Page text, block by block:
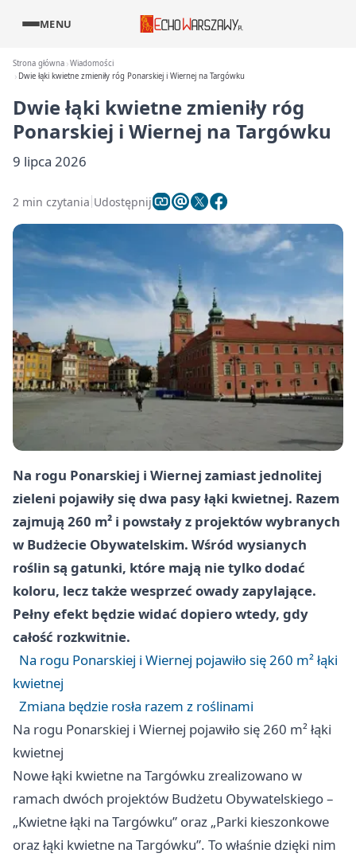
MENU
Strona główna Wiadomości
Dwie łąki kwietne zmieniły róg Ponarskiej i Wiernej na Targówku
Dwie łąki kwietne zmieniły róg
Ponarskiej i Wiernej na Targówku
9 lipca 2026
2 min czytania Udostępnij
Na rogu Ponarskiej i Wiernej zamiast jednolitej
zieleni pojawiły się dwa pasy łąki kwietnej. Razem
zajmują 260 m² i powstały z projektów wybranych
w Budżecie Obywatelskim. Wśród wysianych
roślin są gatunki, które mają nie tylko dodać
koloru, lecz także wesprzeć owady zapylające.
Pełny efekt będzie widać dopiero wtedy, gdy
całość rozkwitnie.
Na rogu Ponarskiej i Wiernej pojawiło się 260 m² łąki
kwietnej
Zmiana będzie rosła razem z roślinami
Na rogu Ponarskiej i Wiernej pojawiło się 260 m² łąki
kwietnej
Nowe łąki kwietne na Targówku zrealizowano w
ramach dwóch projektów Budżetu Obywatelskiego –
„Kwietne łąki na Targówku” oraz „Parki kieszonkowe
oraz łąki kwietne na Targówku”. To właśnie dzięki nim